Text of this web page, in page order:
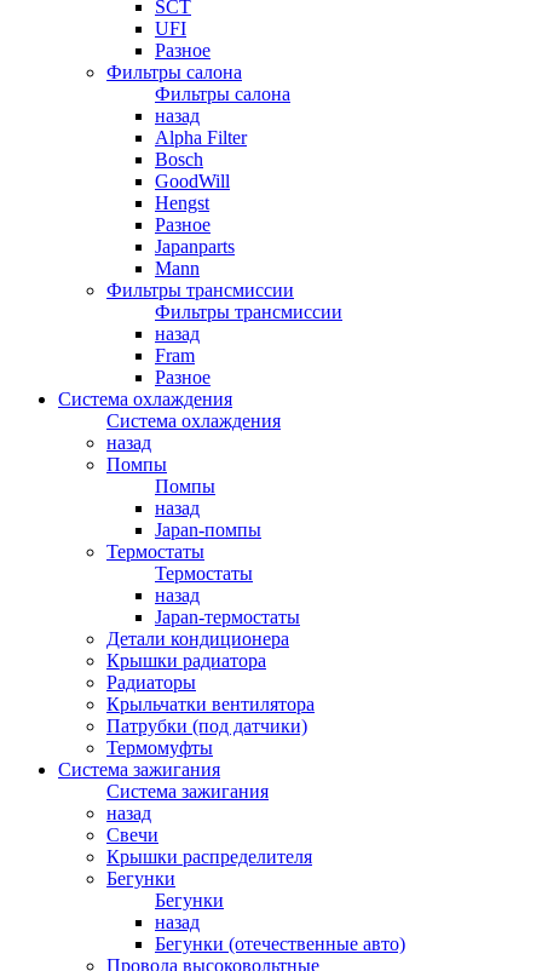
SCT
UFI
Разное
Фильтры салона
Фильтры салона
назад
Alpha Filter
Bosch
GoodWill
Hengst
Разное
Japanparts
Mann
Фильтры трансмиссии
Фильтры трансмиссии
назад
Fram
Разное
Система охлаждения
Система охлаждения
назад
Помпы
Помпы
назад
Japan-помпы
Термостаты
Термостаты
назад
Japan-термостаты
Детали кондиционера
Крышки радиатора
Радиаторы
Крыльчатки вентилятора
Патрубки (под датчики)
Термомуфты
Система зажигания
Система зажигания
назад
Свечи
Крышки распределителя
Бегунки
Бегунки
назад
Бегунки (отечественные авто)
Провода высоковольтные